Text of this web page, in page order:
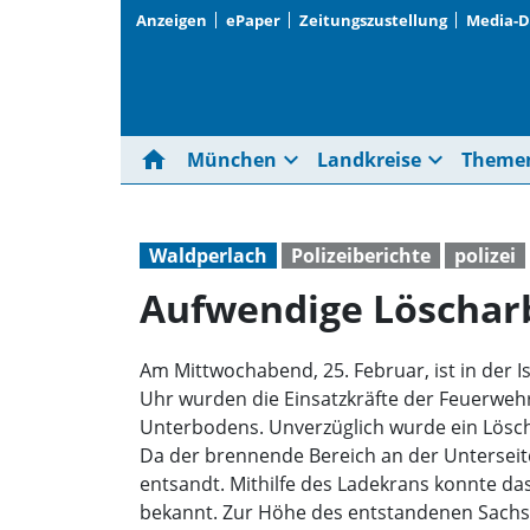
Anzeigen ePaper Zeitungszustellung Media-
home München expand_more Landkreise expand_more
Waldperlach Polizeiberichte polizei
Aufwendige
Am Mittwochabend, 25. Februar, ist in der
Uhr wurden die Einsatzkräfte der
Unterbodens. Unverzüglich wurde ein
Da der brennende Bereich an der
entsandt. Mithilfe des Ladekrans konnte
bekannt. Zur Höhe des entstandenen